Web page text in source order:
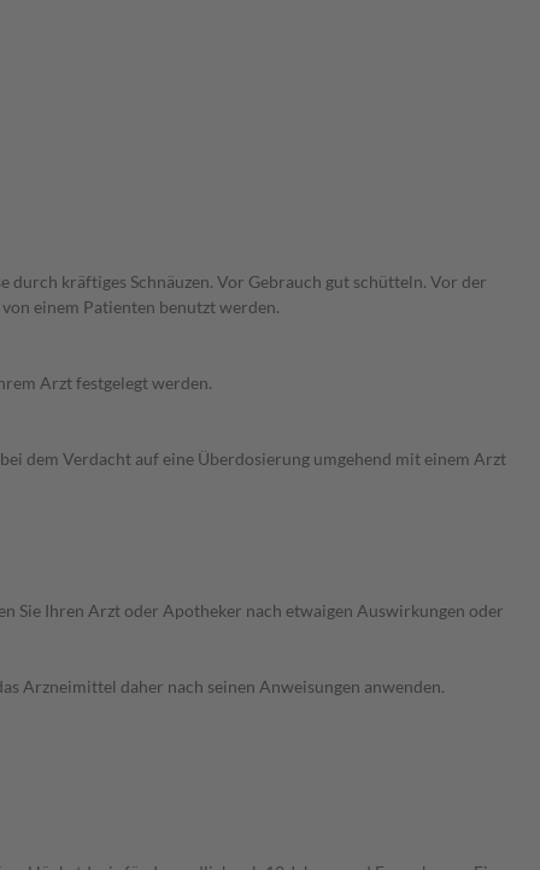
durch kräftiges Schnäuzen. Vor Gebrauch gut schütteln. Vor der
einem Patienten benutzt werden.
Arzt festgelegt werden.
dem Verdacht auf eine Überdosierung umgehend mit einem Arzt
Sie Ihren Arzt oder Apotheker nach etwaigen Auswirkungen oder
Arzneimittel daher nach seinen Anweisungen anwenden.